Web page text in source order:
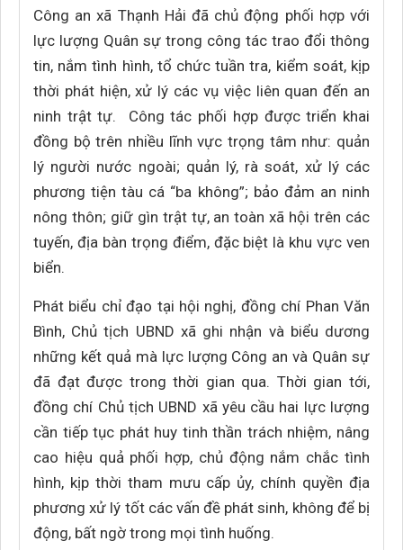
Công an xã Thạnh Hải đã chủ động phối hợp với
lực lượng Quân sự trong công tác trao đổi thông
tin, nắm tình hình, tổ chức tuần tra, kiểm soát, kịp
thời phát hiện, xử lý các vụ việc liên quan đến an
ninh trật tự. Công tác phối hợp được triển khai
đồng bộ trên nhiều lĩnh vực trọng tâm như: quản
lý người nước ngoài; quản lý, rà soát, xử lý các
phương tiện tàu cá “ba không”; bảo đảm an ninh
nông thôn; giữ gìn trật tự, an toàn xã hội trên các
tuyến, địa bàn trọng điểm, đặc biệt là khu vực ven
biển.
Phát biểu chỉ đạo tại hội nghị, đồng chí Phan Văn
Bình, Chủ tịch UBND xã ghi nhận và biểu dương
những kết quả mà lực lượng Công an và Quân sự
đã đạt được trong thời gian qua. Thời gian tới,
đồng chí Chủ tịch UBND xã yêu cầu hai lực lượng
cần tiếp tục phát huy tinh thần trách nhiệm, nâng
cao hiệu quả phối hợp, chủ động nắm chắc tình
hình, kịp thời tham mưu cấp ủy, chính quyền địa
phương xử lý tốt các vấn đề phát sinh, không để bị
động, bất ngờ trong mọi tình huống.